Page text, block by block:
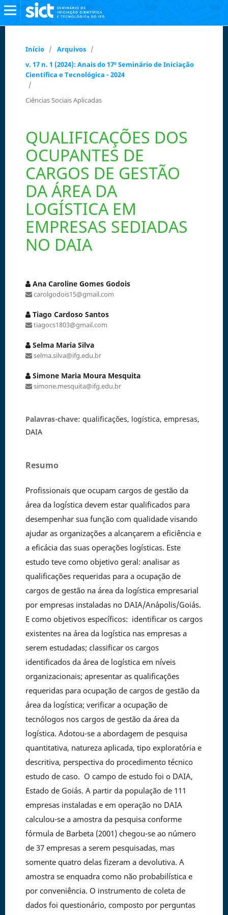
Início / Arquivos /
v. 17 n. 1 (2024): Anais do 17º Seminário de Iniciação
Científica e Tecnológica - 2024
/
Ciências Sociais Aplicadas
QUALIFICAÇÕES DOS
OCUPANTES DE
CARGOS DE GESTÃO
DA ÁREA DA
LOGÍSTICA EM
EMPRESAS SEDIADAS
NO DAIA
Ana Caroline Gomes Godois
carolgodois15@gmail.com
Tiago Cardoso Santos
tiagocs1803@gmail.com
Selma Maria Silva
selma.silva@ifg.edu.br
Simone Maria Moura Mesquita
simone.mesquita@ifg.edu.br
Palavras-chave: qualificações, logística, empresas,
DAIA
Resumo
Profissionais que ocupam cargos de gestão da
área da logística devem estar qualificados para
desempenhar sua função com qualidade visando
ajudar as organizações a alcançarem a eficiência e
a eficácia das suas operações logísticas. Este
estudo teve como objetivo geral: analisar as
qualificações requeridas para a ocupação de
cargos de gestão na área da logística empresarial
por empresas instaladas no DAIA/Anápolis/Goiás.
E como objetivos específicos: identificar os cargos
existentes na área da logística nas empresas a
serem estudadas; classificar os cargos
identificados da área de logística em níveis
organizacionais; apresentar as qualificações
requeridas para ocupação de cargos de gestão da
área da logística; verificar a ocupação de
tecnólogos nos cargos de gestão da área da
logística. Adotou-se a abordagem de pesquisa
quantitativa, natureza aplicada, tipo exploratória e
descritiva, perspectiva do procedimento técnico
estudo de caso. O campo de estudo foi o DAIA,
Estado de Goiás. A partir da população de 111
empresas instaladas e em operação no DAIA
calculou-se a amostra da pesquisa conforme
fórmula de Barbeta (2001) chegou-se ao número
de 37 empresas a serem pesquisadas, mas
somente quatro delas fizeram a devolutiva. A
amostra se enquadra como não probabilística e
por conveniência. O instrumento de coleta de
dados foi questionário, composto por perguntas